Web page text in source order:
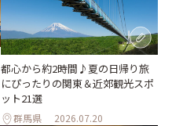
都心から約2時間♪夏の日帰り旅
にぴったりの関東＆近郊観光スポ
ット21選
群馬県 2026.07.20